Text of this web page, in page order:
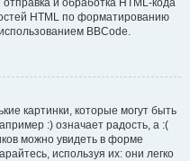
и обработка HTML-кода
HTML по форматированию
BBCode.
картинки, которые могут быть
:) означает радость, а :(
можно увидеть в форме
используя их: они легко